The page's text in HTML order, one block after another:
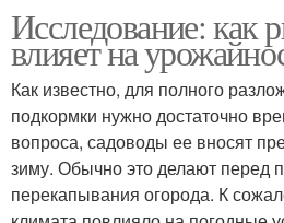
Исследование: как
влияет на
Как известно, для полного
подкормки нужно достаточно
вопроса, садоводы ее вносят
зиму. Обычно это делают перед
перекапывания огорода. К